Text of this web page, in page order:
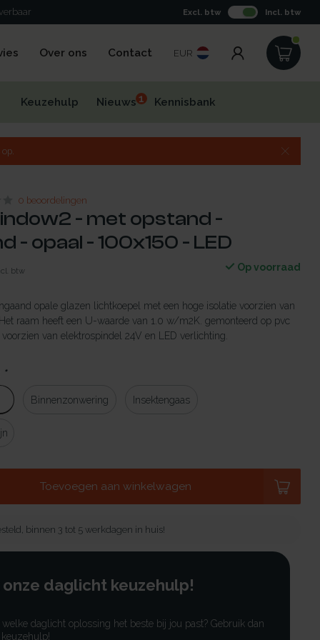
Excl. btw Incl. btw
Over ons Contact EUR
Keuzehulp Nieuws1 Kennisbank
0 beoordelingen
- met opstand -
- opaal - 100x150 - LED
btw Op voorraad
opale glazen lichtkoepel met een hoge isolatie voorzien van
raam heeft een U-waarde van 1.0 w/m2K. gemonteerd op pvc
van elektrospindel 24V en LED verlichting.
*
Binnenzonwering Insektengaas
Toevoegen aan winkelwagen
binnen 3 tot 5 werkdagen in huis!
onze daglicht keuzehulp!
daglicht oplossing het beste bij jou past? Gebruik dan